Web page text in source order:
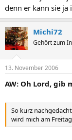
denn er kann sie
Michi72
Gehört zum
13. November 2006
AW: Oh Lord, gib
So kurz
wird mich am